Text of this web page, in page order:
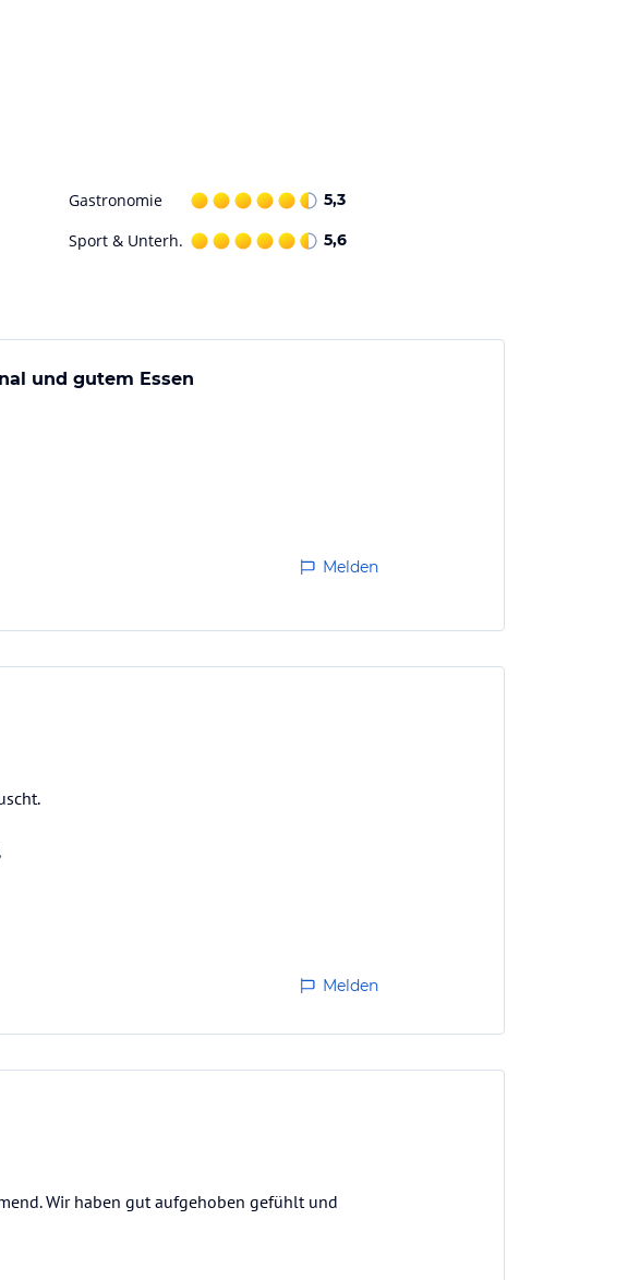
Gastronomie 5,3
Sport & Unterh. 5,6
und gutem Essen
Melden
frei.
Melden
Wir haben gut aufgehoben gefühlt und